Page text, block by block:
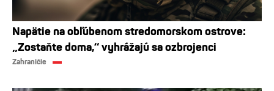
Napätie na obľúbenom stredomorskom ostrove:
„Zostaňte doma,“ vyhrážajú sa ozbrojenci
Zahraničie